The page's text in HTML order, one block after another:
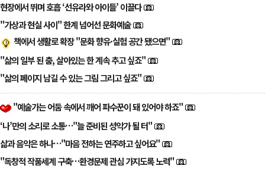
현장에서 뛰며 호흡 ‘선유라와 아이들’ 이끌다
"가상과 현실 사이" 한계 넘어선 문화예술
책에서 생활로 확장 "문화 향유·실험 공간 됐으면"
"삶의 일부 된 춤, 살아있는 한 계속 추고 싶죠"
"삶의 페이지 남길 수 있는 그림 그리고 싶죠"
"예술가는 어둠 속에서 깨어 파수꾼이 돼 있어야 하죠"
‘나’만의 소리로 소통…"늘 준비된 성악가 될 터"
삶과 음악은 하나…"마음 전하는 연주하고 싶어요"
"독창적 작품세계 구축…환경문제 관심 가지도록 노력"